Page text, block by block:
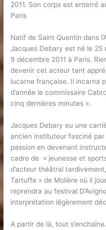
2011. Son corps est enterré
Paris
Natif de Saint Quentin dans
Jacques Debary est né le 25
9 décembre 2011 à Paris.
devenir cet acteur tant
lucarne française. Il incarna
d’année le commissaire
cinq dernières minutes ».
Jacques Debary eu une
ancien instituteur fasciné
passion en devenant
cadre de « jeunesse et
d’acteur théâtral
Tartuffe » de Molière où il
reprendra au festival
interprétation légèrement
A partir de là, tout